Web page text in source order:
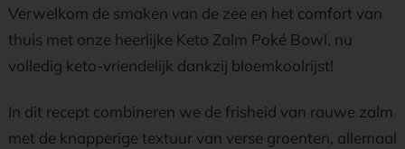
Verwelkom de smaken van de zee en het comfort van
thuis met onze heerlijke Keto Zalm Poké Bowl, nu
volledig keto-vriendelijk dankzij bloemkoolrijst!
In dit recept combineren we de frisheid van rauwe zalm
met de knapperige textuur van verse groenten, allemaal